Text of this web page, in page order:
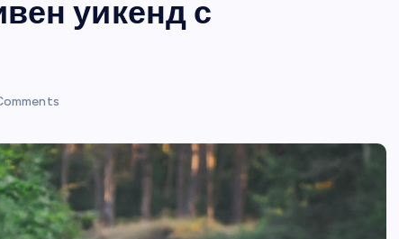
уикенд с